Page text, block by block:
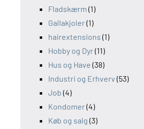
Fladskærm (1)
Gallakjoler(1)
hairextensions (1)
Hobby og Dyr(11)
Hus og Have (38)
Industri og Erhverv (53)
Job (4)
Kondomer(4)
Køb og salg (3)